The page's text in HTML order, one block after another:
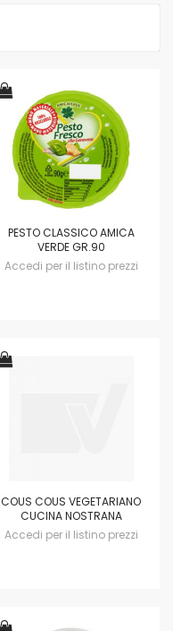
PESTO CLASSICO AMICA
VERDE GR.90
Accedi per il listino prezzi
COUS COUS VEGETARIANO
CUCINA NOSTRANA
Accedi per il listino prezzi